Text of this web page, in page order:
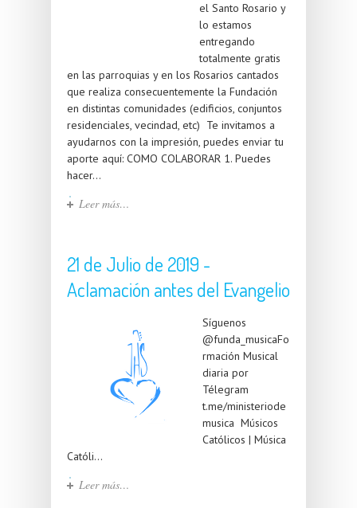
el Santo Rosario y
lo estamos
entregando
totalmente gratis
en las parroquias y en los Rosarios cantados
que realiza consecuentemente la Fundación
en distintas comunidades (edificios, conjuntos
residenciales, vecindad, etc) Te invitamos a
ayudarnos con la impresión, puedes enviar tu
aporte aquí: COMO COLABORAR 1. Puedes
hacer...
Leer más…
21 de Julio de 2019 -
Aclamación antes del Evangelio
Síguenos
@funda_musicaFo
rmación Musical
diaria por
Télegram
t.me/ministeriode
musica Músicos
Católicos | Música
Católi...
Leer más…